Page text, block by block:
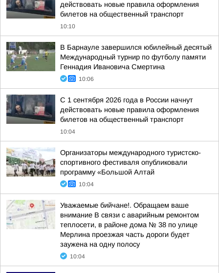
действовать новые правила оформления
билетов на общественный транспорт
10:10
В Барнауле завершился юбилейный десятый
Международный турнир по футболу памяти
Геннадия Ивановича Смертина
10:06
С 1 сентября 2026 года в России начнут
действовать новые правила оформления
билетов на общественный транспорт
10:04
Организаторы международного туристско-
спортивного фестиваля опубликовали
программу «Большой Алтай
10:04
Уважаемые бийчане!. Обращаем ваше
внимание В связи с аварийным ремонтом
теплосети, в районе дома № 38 по улице
Мерлина проезжая часть дороги будет
заужена на одну полосу
10:04